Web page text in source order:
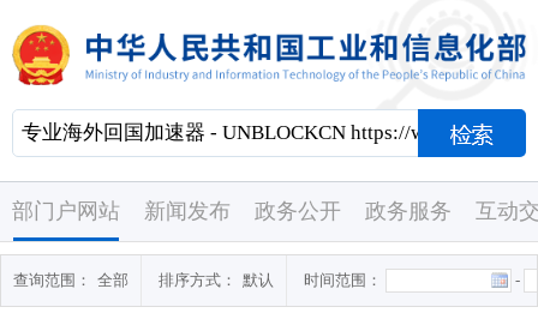
部门户网站 新闻发布 政务公开 政务服务 互动
查询范围： 全部 排序方式： 默认 时间范围： -